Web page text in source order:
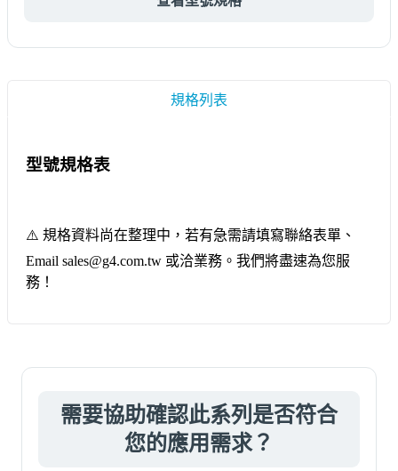
規格列表
型號規格表
⚠️ 規格資料尚在整理中，若有急需請填寫聯絡表單、
Email sales@g4.com.tw 或洽業務。我們將盡速為您服
務！
需要協助確認此系列是否符合
您的應用需求？